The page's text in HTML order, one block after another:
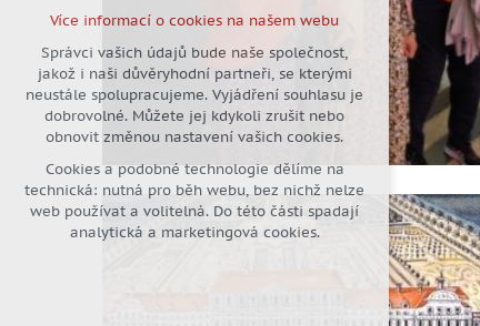
analytická pro anonymizované
vyhodnocení návštěvnosti
marketingová cookies (Google)
Více informací o cookies na našem webu
Přijmout všechny cookies
Odmítnout vše
Více informací o cookies na našem webu
Správci vašich údajů bude naše společnost,
jakož i naši důvěryhodní partneři, se kterými
neustále spolupracujeme. Vyjádření souhlasu je
dobrovolné. Můžete jej kdykoli zrušit nebo
obnovit změnou nastavení vašich cookies.
Cookies a podobné technologie dělíme na
technická: nutná pro běh webu, bez nichž nelze
web používat a volitelná. Do této části spadají
analytická a marketingová cookies.